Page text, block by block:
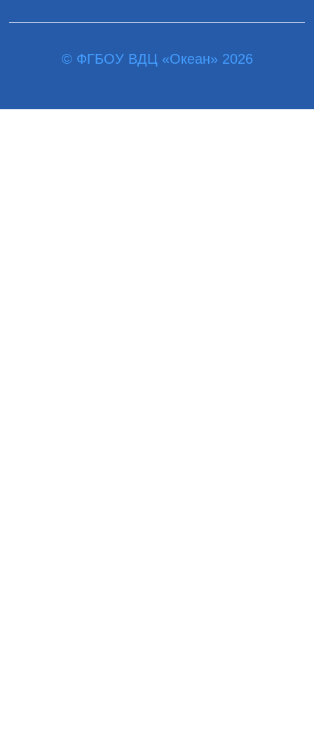
© ФГБОУ ВДЦ «Океан» 2026